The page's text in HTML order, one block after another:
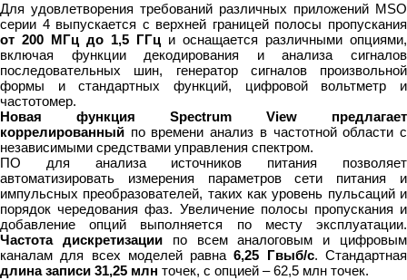
Для удовлетворения требований различных приложений MSO
серии 4 выпускается с верхней границей полосы пропускания
от 200 МГц до 1,5 ГГц и оснащается различными опциями,
включая функции декодирования и анализа сигналов
последовательных шин, генератор сигналов произвольной
формы и стандартных функций, цифровой вольтметр и
частотомер.
Новая функция Spectrum View предлагает
коррелированный по времени анализ в частотной области с
независимыми средствами управления спектром.
ПО для анализа источников питания позволяет
автоматизировать измерения параметров сети питания и
импульсных преобразователей, таких как уровень пульсаций и
порядок чередования фаз. Увеличение полосы пропускания и
добавление опций выполняется по месту эксплуатации.
Частота дискретизациипо всем аналоговым и цифровым
каналам для всех моделей равна6,25 Гвыб/с. Стандартная
длина записи 31,25 млн точек, с опцией – 62,5 млн точек.